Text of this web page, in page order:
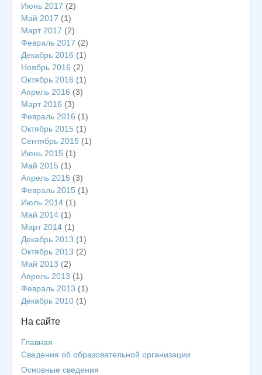
Июнь 2017 (2)
Май 2017 (1)
Март 2017 (2)
Февраль 2017 (2)
Декабрь 2016 (1)
Ноябрь 2016 (2)
Октябрь 2016 (1)
Апрель 2016 (3)
Март 2016 (3)
Февраль 2016 (1)
Октябрь 2015 (1)
Сентябрь 2015 (1)
Июнь 2015 (1)
Май 2015 (1)
Апрель 2015 (3)
Февраль 2015 (1)
Июль 2014 (1)
Май 2014 (1)
Март 2014 (1)
Декабрь 2013 (1)
Октябрь 2013 (2)
Май 2013 (2)
Апрель 2013 (1)
Февраль 2013 (1)
Декабрь 2010 (1)
На сайте
Главная
Сведения об образовательной организации
Основные сведения